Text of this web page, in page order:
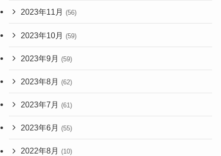
2023年11月 (56)
2023年10月 (59)
2023年9月 (59)
2023年8月 (62)
2023年7月 (61)
2023年6月 (55)
2022年8月 (10)